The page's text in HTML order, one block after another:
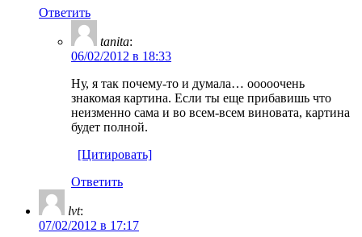
Ответить
tanita:
06/02/2012 в 18:33
Ну, я так почему-то и думала… ооооочень
знакомая картина. Если ты еще прибавишь что
неизменно сама и во всем-всем виновата, картина
будет полной.
[Цитировать]
Ответить
lvt:
07/02/2012 в 17:17